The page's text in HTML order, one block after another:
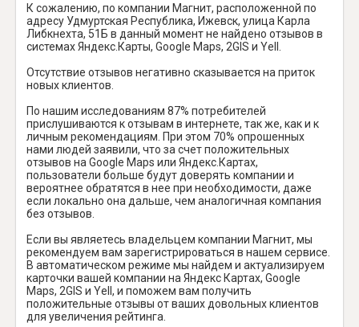
К сожалению, по компании Магнит, расположенной по
адресу Удмуртская Республика, Ижевск, улица Карла
Либкнехта, 51Б в данный момент не найдено отзывов в
системах Яндекс.Карты, Google Maps, 2GIS и Yell.
Отсутствие отзывов негативно сказывается на приток
новых клиентов.
По нашим исследованиям 87% потребителей
прислушиваются к отзывам в интернете, так же, как и к
личным рекомендациям. При этом 70% опрошенных
нами людей заявили, что за счет положительных
отзывов на Google Maps или Яндекс.Картах,
пользователи больше будут доверять компании и
вероятнее обратятся в нее при необходимости, даже
если локально она дальше, чем аналогичная компания
без отзывов.
Если вы являетесь владельцем компании Магнит, мы
рекомендуем вам зарегистрироваться в нашем сервисе.
В автоматическом режиме мы найдем и актуализируем
карточки вашей компании на Яндекс Картах, Google
Maps, 2GIS и Yell, и поможем вам получить
положительные отзывы от ваших довольных клиентов
для увеличения рейтинга.